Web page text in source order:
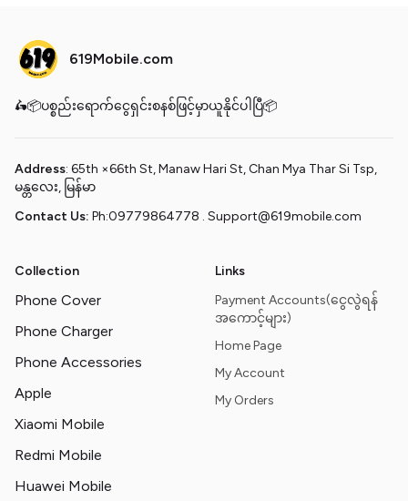
619Mobile.com
🛵📦ပစ္စည်းရောက်ငွေရှင်းစနစ်ဖြင့်မှာယူနိုင်ပါပြီ📦
Address: 65th ×66th St, Manaw Hari St, Chan Mya Thar Si Tsp,
မန္တလေး, မြန်မာ
Contact Us: Ph:09779864778 . Support@619mobile.com
Collection
Phone Cover
Phone Charger
Phone Accessories
Apple
Xiaomi Mobile
Redmi Mobile
Huawei Mobile
Links
Payment Accounts(ငွေလွဲရန်
အကောင့်များ)
Home Page
My Account
My Orders